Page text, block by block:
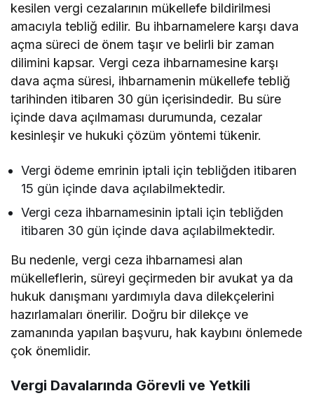
kesilen vergi cezalarının mükellefe bildirilmesi
amacıyla tebliğ edilir. Bu ihbarnamelere karşı dava
açma süreci de önem taşır ve belirli bir zaman
dilimini kapsar. Vergi ceza ihbarnamesine karşı
dava açma süresi, ihbarnamenin mükellefe tebliğ
tarihinden itibaren 30 gün içerisindedir. Bu süre
içinde dava açılmaması durumunda, cezalar
kesinleşir ve hukuki çözüm yöntemi tükenir.
Vergi ödeme emrinin iptali için tebliğden itibaren
15 gün içinde dava açılabilmektedir.
Vergi ceza ihbarnamesinin iptali için tebliğden
itibaren 30 gün içinde dava açılabilmektedir.
Bu nedenle, vergi ceza ihbarnamesi alan
mükelleflerin, süreyi geçirmeden bir avukat ya da
hukuk danışmanı yardımıyla dava dilekçelerini
hazırlamaları önerilir. Doğru bir dilekçe ve
zamanında yapılan başvuru, hak kaybını önlemede
çok önemlidir.
Vergi Davalarında Görevli ve Yetkili